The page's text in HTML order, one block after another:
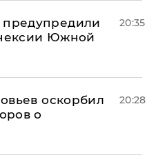
Южной
20:35
оскорбил
о
20:28